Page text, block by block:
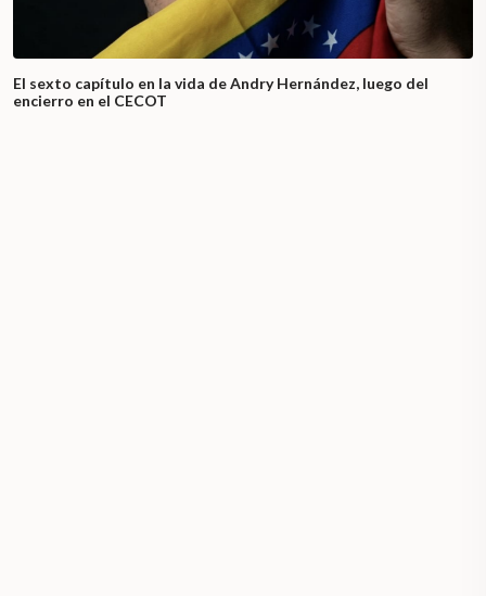
El sexto capítulo en la vida de Andry Hernández, luego del
encierro en el CECOT